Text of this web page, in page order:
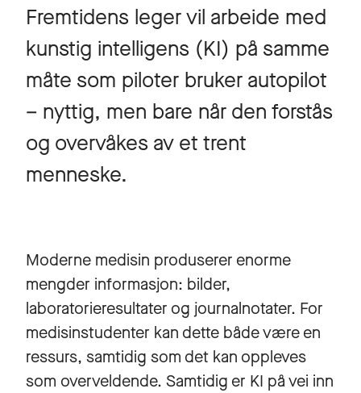
Fremtidens leger vil arbeide med
kunstig intelligens (KI) på samme
måte som piloter bruker autopilot
– nyttig, men bare når den forstås
og overvåkes av et trent
menneske.
Moderne medisin produserer enorme
mengder informasjon: bilder,
laboratorieresultater og journalnotater. For
medisinstudenter kan dette både være en
ressurs, samtidig som det kan oppleves
som overveldende. Samtidig er KI på vei inn